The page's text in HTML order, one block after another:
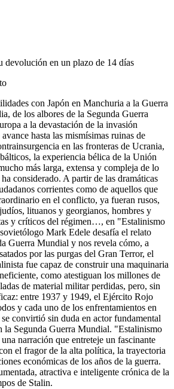
devolución en un plazo de 14 días
con Japón en Manchuria a la Guerra
de los albores de la Segunda Guerra
a la devastación de la invasión
hasta las mismísimas ruinas de
en las fronteras de Ucrania,
la experiencia bélica de la Unión
más larga, extensa y compleja de lo
considerado. A partir de las dramáticas
corrientes como de aquellos que
en el conflicto, ya fueran rusos,
lituanos y georgianos, hombres y
y críticos del régimen…, en "Estalinismo
Mark Edele desafía el relato
Guerra Mundial y nos revela cómo, a
por las purgas del Gran Terror, el
fue capaz de construir una maquinaria
como atestiguan los millones de
de material militar perdidas, pero, sin
entre 1937 y 1949, el Ejército Rojo
y cada uno de los enfrentamientos en
convirtió sin duda en actor fundamental
la Segunda Guerra Mundial. "Estalinismo
narración que entreteje un fascinante
el fragor de la alta política, la trayectoria
económicas de los años de la guerra.
atractiva e inteligente crónica de la
de Stalin.